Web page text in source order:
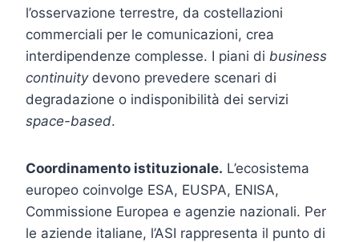
l’osservazione terrestre, da costellazioni
commerciali per le comunicazioni, crea
interdipendenze complesse. I piani di business
continuitydevono prevedere scenari di
degradazione o indisponibilità dei servizi
space-based.
Coordinamento istituzionale. L’ecosistema
europeo coinvolge ESA, EUSPA, ENISA,
Commissione Europea e agenzie nazionali. Per
le aziende italiane, l’ASI rappresenta il punto di